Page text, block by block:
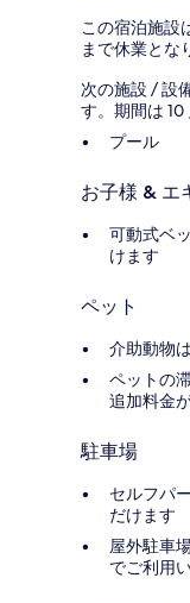
この宿泊施設
まで休業とな
次の施設 / 設
す。期間は 10
プール
お子様 & エ
可動式ベ
けます
ペット
介助動物
ペットの
追加料金
駐車場
セルフパ
だけます
屋外駐車
でご利用